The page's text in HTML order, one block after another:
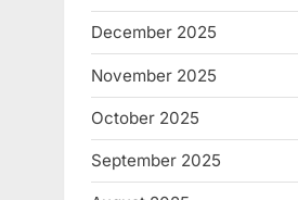
December 2025
November 2025
October 2025
September 2025